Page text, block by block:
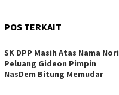
POS TERKAIT
SK DPP Masih Atas Nama
Peluang Gideon Pimpin
NasDem Bitung Memudar